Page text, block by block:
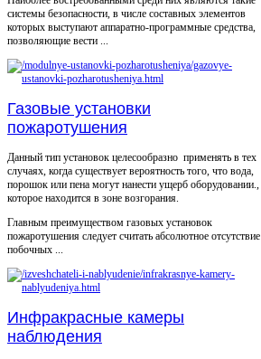
системы безопасности, в числе составных элементов
которых выступают аппаратно-программные средства,
позволяющие вести ...
Газовые установки
пожаротушения
Данный тип установок целесообразно применять в тех
случаях, когда существует вероятность того, что вода,
порошок или пена могут нанести ущерб оборудовании.,
которое находится в зоне возгорания.
Главным преимуществом газовых установок
пожаротушения следует считать абсолютное отсутствие
побочных ...
Инфракрасные камеры
наблюдения